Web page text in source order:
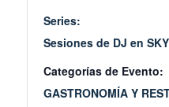
Series:
Sesiones de DJ en
Categorías de Evento:
GASTRONOMÍA Y